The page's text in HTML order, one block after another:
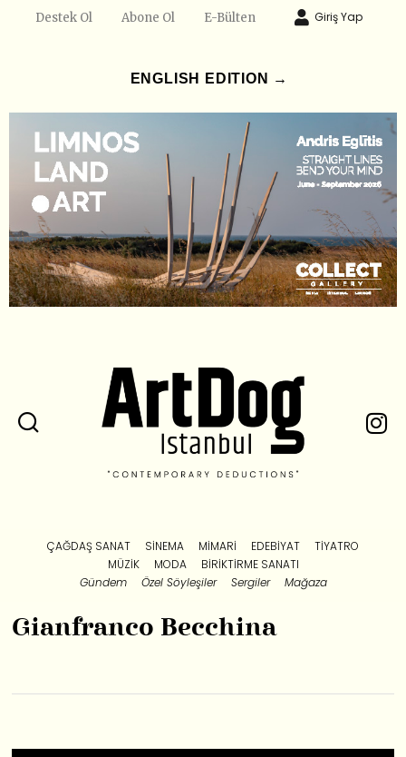
Destek Ol Abone Ol E-Bülten Giriş Yap
ENGLISH EDITION →
ÇAĞDAŞ SANAT SINEMA MIMARI EDEBIYAT
TIYATRO
MÜZIK
MODA
BIRIKTIRME SANATI
Gündem
Özel Söyleşiler Sergiler Mağaza
Gianfranco Becchina